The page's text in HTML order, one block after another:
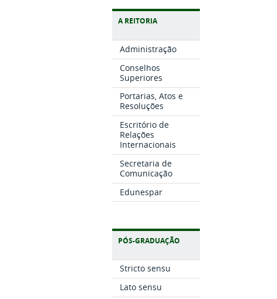
A REITORIA
Administração
Conselhos
Superiores
Portarias, Atos e
Resoluções
Escritório de
Relações
Internacionais
Secretaria de
Comunicação
Edunespar
PÓS-GRADUAÇÃO
Stricto sensu
Lato sensu